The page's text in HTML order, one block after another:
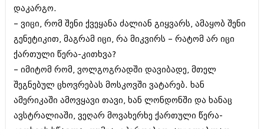
დაკარგო.
– ვიცი, რომ შენი ქვეყანა ძალიან გიყვარს, ამაყობ შენი
გენეტიკით, მაგრამ იცი, რა მიკვირს – რატომ არ იცი
ქართული წერა-კითხვა?
– იმიტომ რომ, ვოლგოგრადში დავიბადე, მთელ
შეგნებულ ცხოვრებას მოსკოვში ვატარებ. ხან
ამერიკაში ამოვყავი თავი, ხან ლონდონში და ხანაც
ავსტრალიაში, ვეღარ მოვახერხე ქართული წერა-